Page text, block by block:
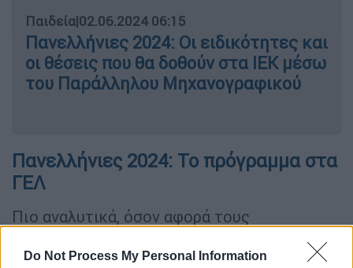
Do Not Process My Personal Information
Παιδεία|02.06.2024 06:15
Πανελλήνιες 2024: Οι ειδικότητες και
οι θέσεις που θα δοθούν στα ΙΕΚ μέσω
του Παράλληλου Μηχανογραφικού
Πανελλήνιες 2024: Το πρόγραμμα στα
ΓΕΛ
Πιο αναλυτικά, όσον αφορά τους
Ιουνίουθαεξεταστούνστα Αρχαία Ελληνικά